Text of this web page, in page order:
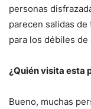
personas
parecen salidas
para los débiles de
¿Quién visita esta
Bueno, muchas